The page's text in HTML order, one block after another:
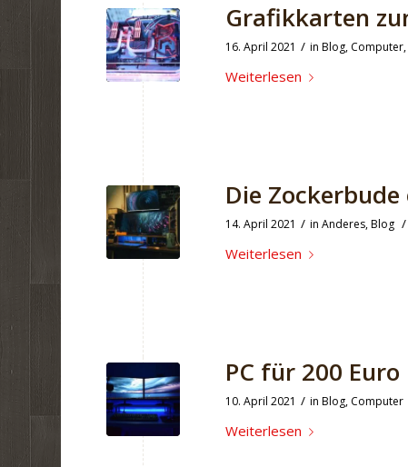
Grafikkarten
16. April 2021 / inBlog, Computer,
Weiterlesen
Die
14. April 2021 / inAnderes,Blog /
Weiterlesen
PC für 200 Euro
10. April 2021 / inBlog, Computer
Weiterlesen